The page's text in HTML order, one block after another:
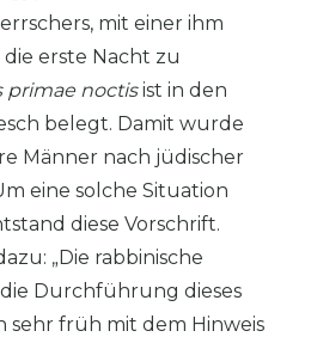
mit einer ihm
erste Nacht zu
primae noctisist in den
belegt. Damit wurde
Männer nach jüdischer
eine solche Situation
diese Vorschrift.
„Die rabbinische
Durchführung dieses
sehr früh mit dem Hinweis